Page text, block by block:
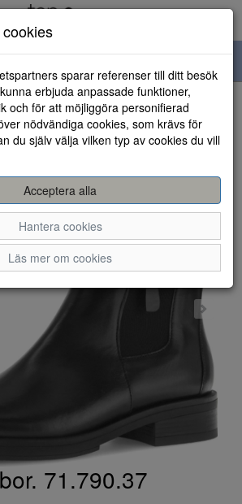
71.790.37
sparar referenser till ditt besök
erbjuda anpassade funktioner,
och för att möjliggöra personifierad
nödvändiga cookies, som krävs för
du själv välja vilken typ av cookies du vill
Acceptera alla
Hantera cookies
Läs mer om cookies